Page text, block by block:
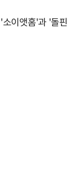
이앳홈'과 '돌